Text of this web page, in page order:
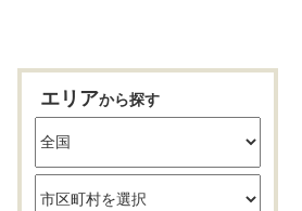
エリアから探す